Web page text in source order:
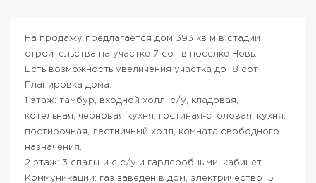
На продажу предлагается дом 393 кв м в стадии
строительства на участке 7 сот в поселке Новь.
Есть возможность увеличения участка до 18 сот
Планировка дома:
1 этаж: тамбур, входной холл, с/у, кладовая,
котельная, черновая кухня, гостиная-столовая, кухня,
постирочная, лестничный холл, комната свободного
назначения.
2 этаж: 3 спальни с с/у и гардеробными, кабинет
Коммуникации: газ заведен в дом, электричество 15